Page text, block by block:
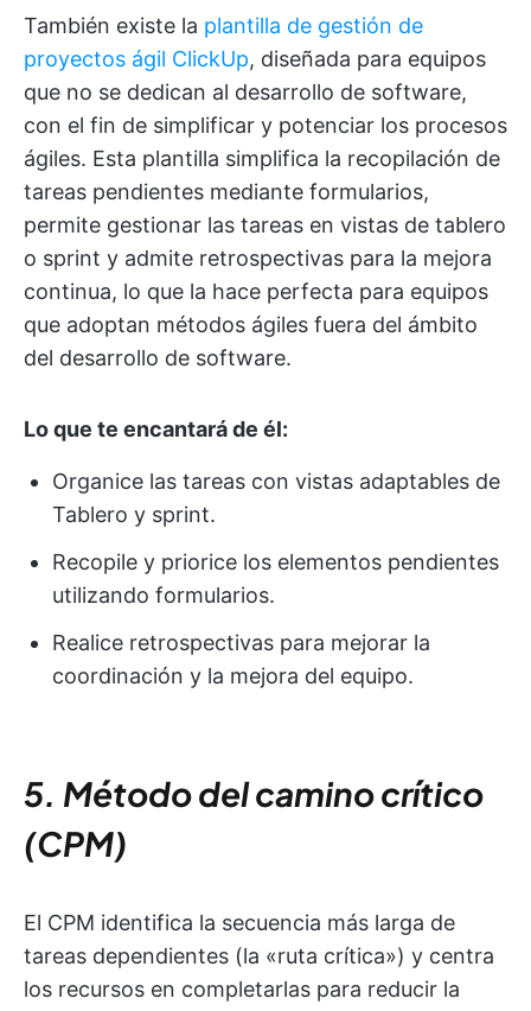
También existe la plantilla de gestión de
proyectos ágil ClickUp, diseñada para equipos
que no se dedican al desarrollo de software,
con el fin de simplificar y potenciar los procesos
ágiles. Esta plantilla simplifica la recopilación de
tareas pendientes mediante formularios,
permite gestionar las tareas en vistas de tablero
o sprint y admite retrospectivas para la mejora
continua, lo que la hace perfecta para equipos
que adoptan métodos ágiles fuera del ámbito
del desarrollo de software.
Lo que te encantará de él:
Organice las tareas con vistas adaptables de
Tablero y sprint.
Recopile y priorice los elementos pendientes
utilizando formularios.
Realice retrospectivas para mejorar la
coordinación y la mejora del equipo.
5. Método del camino crítico
(CPM)
El CPM identifica la secuencia más larga de
tareas dependientes (la «ruta crítica») y centra
los recursos en completarlas para reducir la